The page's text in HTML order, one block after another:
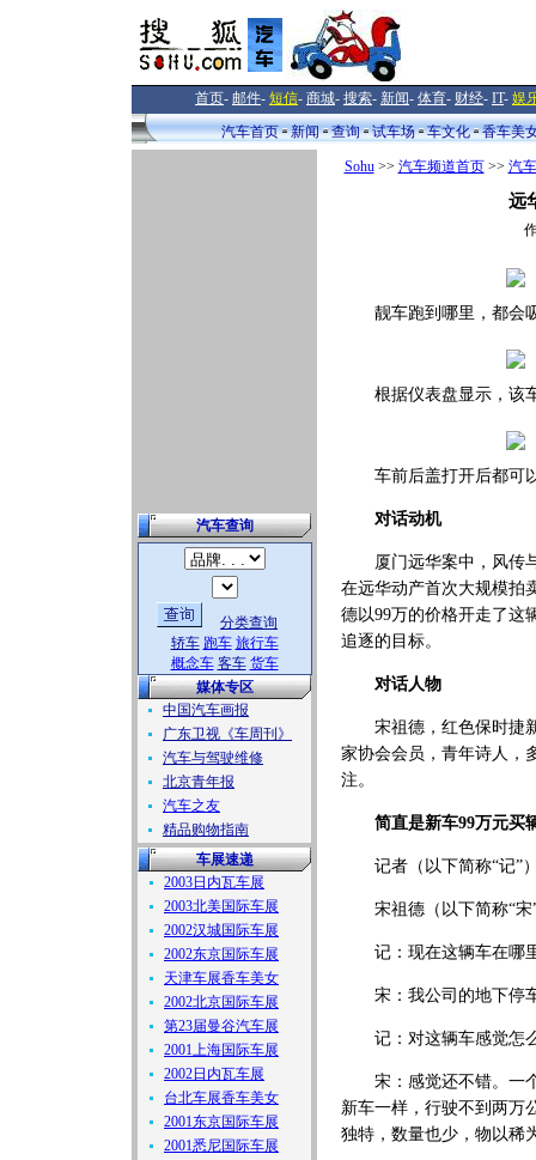
首页- 邮件- 短信- 商城- 搜索- 新闻- 体育- 财经- IT- 娱
汽车首页
新闻 查询 试车场 车文化 香车美
汽车查询
分类查询
轿车 跑车 旅行车
概念车 客车 货车
媒体专区
中国汽车画报
广东卫视《车周刊》
汽车与驾驶维修
北京青年报
汽车之友
精品购物指南
车展速递
2003日内瓦车展
2003北美国际车展
2002汉城国际车展
2002东京国际车展
天津车展香车美女
2002北京国际车展
第23届曼谷汽车展
2001上海国际车展
2002日内瓦车展
台北车展香车美女
2001东京国际车展
2001悉尼国际车展
Sohu>> 汽车频道首页>> 汽
远
靓车跑到哪里，都会
根据仪表盘显示，该
车前后盖打开后都可
对话动机
厦门远华案中，风传与
在远华动产首次大规模拍
德以99万的价格开走了这
追逐的目标。
对话人物
宋祖德，红色保时捷新
家协会会员，青年诗人，
注。
简直是新车99万元买
记者（以下简称“记”）
宋祖德（以下简称“宋”
记：现在这辆车在哪
宋：我公司的地下停
记：对这辆车感觉怎
宋：感觉还不错。一个
新车一样，行驶不到两万
独特，数量也少，物以稀